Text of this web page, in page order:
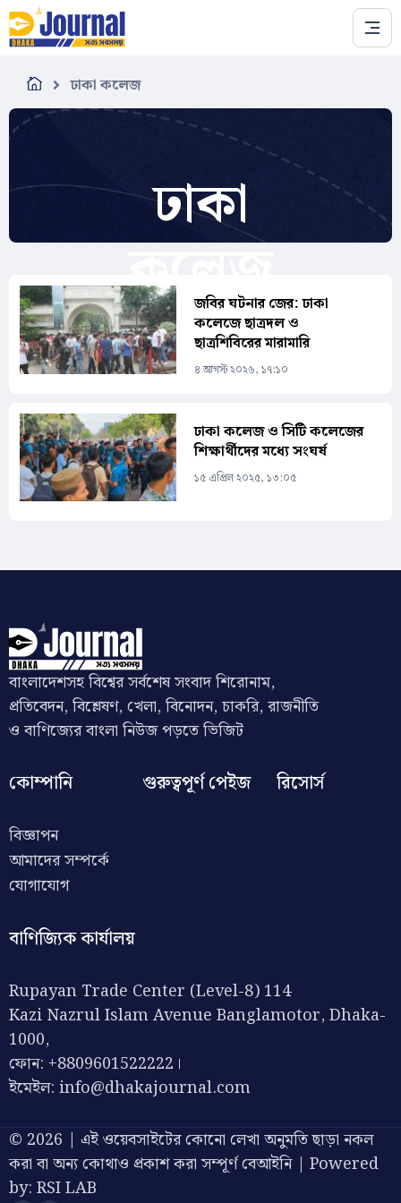
Skip to main content
ঢাকা কলেজ
ঢাকা
কলেজ
জবির ঘটনার জের: ঢাকা
কলেজে ছাত্রদল ও
ছাত্রশিবিরের মারামারি
৪ আগস্ট ২০২৬, ১৭:১০
ঢাকা কলেজ ও সিটি কলেজের
শিক্ষার্থীদের মধ্যে সংঘর্ষ
১৫ এপ্রিল ২০২৫, ১৩:০৫
বাংলাদেশসহ বিশ্বের সর্বশেষ সংবাদ শিরোনাম,
প্রতিবেদন, বিশ্লেষণ, খেলা, বিনোদন, চাকরি, রাজনীতি
ও বাণিজ্যের বাংলা নিউজ পড়তে ভিজিট
কোম্পানি
বিজ্ঞাপন
আমাদের সম্পর্কে
যোগাযোগ
গুরুত্বপূর্ণ পেইজ রিসোর্স
বাণিজ্যিক কার্যালয়
Rupayan Trade Center (Level-8) 114
Kazi Nazrul Islam Avenue Banglamotor, Dhaka-
1000,
ফোন: +8809601522222।
ইমেইল: info@dhakajournal.com
© 2026 | এই ওয়েবসাইটের কোনো লেখা অনুমতি ছাড়া নকল
করা বা অন্য কোথাও প্রকাশ করা সম্পূর্ণ বেআইনি | Powered
by: RSI LAB